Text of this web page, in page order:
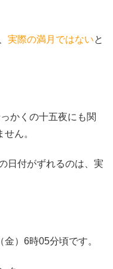
実際の満月ではないと
かくの十五夜にも関
ん。
日付がずれるのは、実
）6時05分頃です。